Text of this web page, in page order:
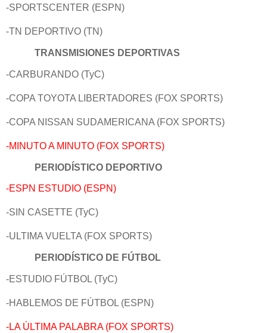
-SPORTSCENTER (ESPN)
-TN DEPORTIVO (TN)
TRANSMISIONES DEPORTIVAS
-CARBURANDO (TyC)
-COPA TOYOTA LIBERTADORES (FOX SPORTS)
-COPA NISSAN SUDAMERICANA (FOX SPORTS)
-MINUTO A MINUTO (FOX SPORTS)
PERIODÍSTICO DEPORTIVO
-ESPN ESTUDIO (ESPN)
-SIN CASETTE (TyC)
-ULTIMA VUELTA (FOX SPORTS)
PERIODÍSTICO DE FÚTBOL
-ESTUDIO FÚTBOL (TyC)
-HABLEMOS DE FÚTBOL (ESPN)
-LA ÚLTIMA PALABRA (FOX SPORTS)